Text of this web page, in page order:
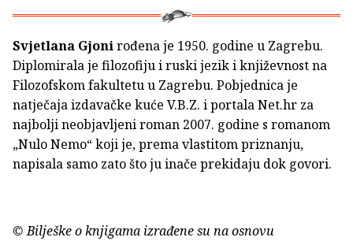
Svjetlana Gjonirođena je 1950. godine u Zagrebu.
Diplomirala je filozofiju i ruski jezik i književnost na
Filozofskom fakultetu u Zagrebu. Pobjednica je
natječaja izdavačke kuće V.B.Z. i portala Net.hr za
najbolji neobjavljeni roman 2007. godine s romanom
„Nulo Nemo“ koji je, prema vlastitom priznanju,
napisala samo zato što ju inače prekidaju dok govori.
© Bilješke o knjigama izrađene su na osnovu